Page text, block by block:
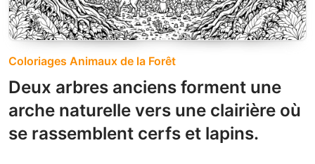
Coloriages Animaux de la Forêt
Deux arbres anciens forment une
arche naturelle vers une clairière où
se rassemblent cerfs et lapins.